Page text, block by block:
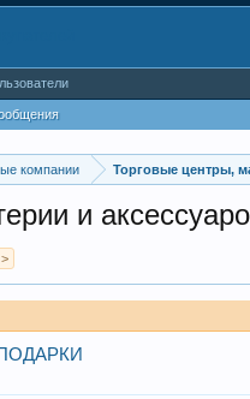
компании Торговые центры,
и